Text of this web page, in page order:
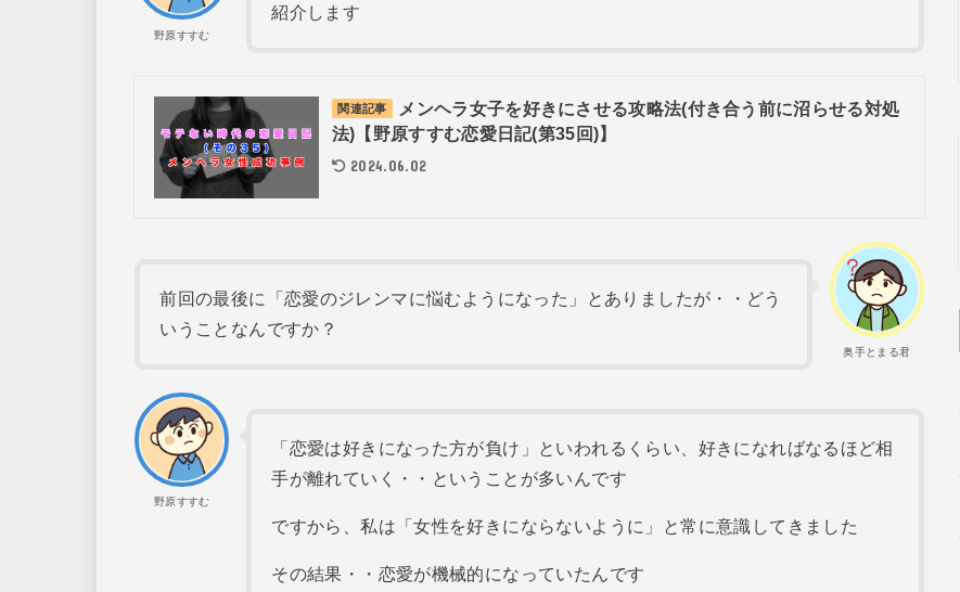
野原すすむ
紹介します
関連記事
メンヘラ女子を好きにさせる攻略法(付き合う前に沼らせる対処
法)【野原すすむ恋愛日記(第35回)】
2024.06.02
奥手とまる君
前回の最後に「恋愛のジレンマに悩むようになった」とありましたが・・どう
いうことなんですか？
野原すすむ
「恋愛は好きになった方が負け」といわれるくらい、好きになればなるほど相
手が離れていく・・ということが多いんです
ですから、私は「女性を好きにならないように」と常に意識してきました
その結果・・恋愛が機械的になっていたんです